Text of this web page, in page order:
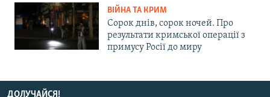
ВІЙНА ТА КРИМ
Сорок днів, сорок ночей. Про
результати кримської операції з
примусу Росії до миру
ДОЛУЧАЙСЯ!